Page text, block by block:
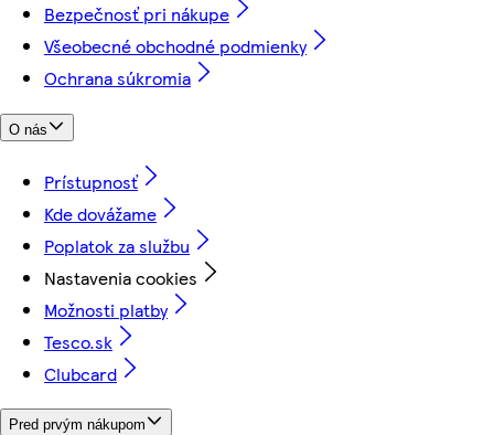
Bezpečnosť pri nákupe
Všeobecné obchodné podmienky
Ochrana súkromia
O nás
Prístupnosť
Kde dovážame
Poplatok za službu
Nastavenia cookies
Možnosti platby
Tesco.sk
Clubcard
Pred prvým nákupom